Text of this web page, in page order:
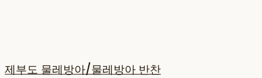
제부도 물레방아/물레방아 반찬